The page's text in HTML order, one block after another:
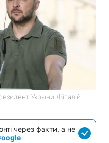
України (Віталій
через факти, а не